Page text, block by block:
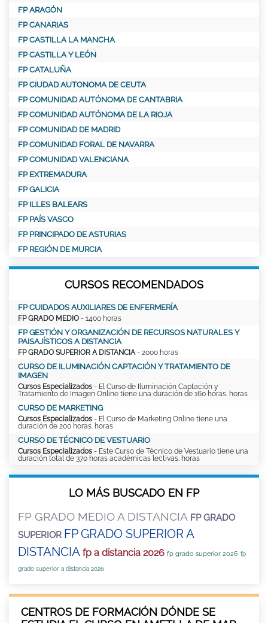
FP ARAGÓN
FP CANARIAS
FP CASTILLA LA MANCHA
FP CASTILLA Y LEÓN
FP CATALUÑA
FP CIUDAD AUTONOMA DE CEUTA
FP COMUNIDAD AUTÓNOMA DE CANTABRIA
FP COMUNIDAD AUTÓNOMA DE LA RIOJA
FP COMUNIDAD DE MADRID
FP COMUNIDAD FORAL DE NAVARRA
FP COMUNIDAD VALENCIANA
FP EXTREMADURA
FP GALICIA
FP ILLES BALEARS
FP PAÍS VASCO
FP PRINCIPADO DE ASTURIAS
FP REGIÓN DE MURCIA
CURSOS RECOMENDADOS
FP CUIDADOS AUXILIARES DE ENFERMERÍA
FP GRADO MEDIO - 1400 horas
FP GESTIÓN Y ORGANIZACIÓN DE RECURSOS NATURALES Y
PAISAJÍSTICOS A DISTANCIA
FP GRADO SUPERIOR A DISTANCIA - 2000 horas
CURSO DE ILUMINACIÓN CAPTACIÓN Y TRATAMIENTO DE
IMAGEN
Cursos Especializados - El Curso de Iluminación Captación y
Tratamiento de Imagen Online tiene una duración de 160 horas. horas
CURSO DE MARKETING
Cursos Especializados - El Curso de Marketing Online tiene una
duración de 200 horas. horas
CURSO DE TÉCNICO DE VESTUARIO
Cursos Especializados - Este Curso de Técnico de Vestuario tiene una
duración total de 370 horas académicas lectivas. horas
LO MÁS BUSCADO EN FP
FP GRADO MEDIO A DISTANCIA FP GRADO
SUPERIOR FP GRADO SUPERIOR A
DISTANCIA fp a distancia 2026 fp grado superior 2026 fp
grado superior a distancia 2026
CENTROS DE FORMACIÓN DÓNDE SE